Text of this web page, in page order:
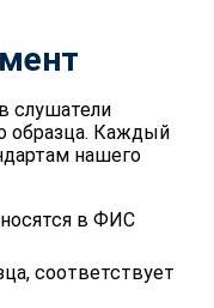
слушатели
образца. Каждый
нашего
в ФИС
соответствует